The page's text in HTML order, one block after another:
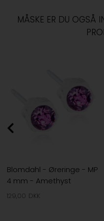
MÅSKE ER DU OGSÅ
Blomdahl - Øreringe - MP
4 mm - Amethyst
129,00 DKK